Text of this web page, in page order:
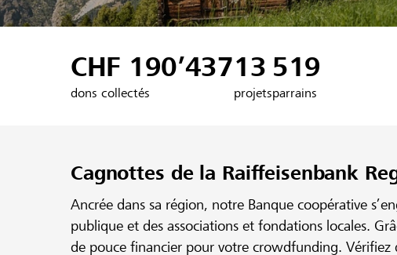
CHF 190’437
dons collectés
13
projets
519
parrains
Cagnottes de la Raiffeisenbank
Ancrée dans sa région, notre Banque coopérative
publique et des associations et fondations locales.
de pouce financier pour votre crowdfunding.